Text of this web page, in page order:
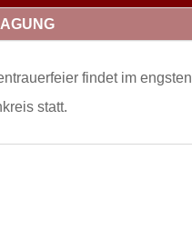
findet im engsten
statt.